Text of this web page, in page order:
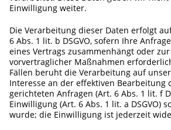
Einwilligung weiter.
Die Verarbeitung dieser Daten erfolgt
6 Abs. 1 lit. b DSGVO, sofern Ihre
eines Vertrags zusammenhängt oder
vorvertraglicher Maßnahmen
Fällen beruht die Verarbeitung auf
Interesse an der effektiven Bearbeitung
gerichteten Anfragen (Art. 6 Abs. 1 lit. f
Einwilligung (Art. 6 Abs. 1 lit. a DSGVO)
wurde; die Einwilligung ist jederzeit